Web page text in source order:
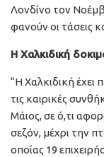
Λονδίνο τον
φανούν οι τάσεις
Η Χαλκιδική
“Η Χαλκιδική έχει
τις καιρικές
Μάιος, σε ό,τι
σεζόν, μέχρι την
οποίας 19